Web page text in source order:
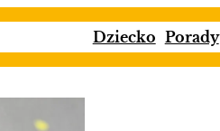
Dziecko Porady